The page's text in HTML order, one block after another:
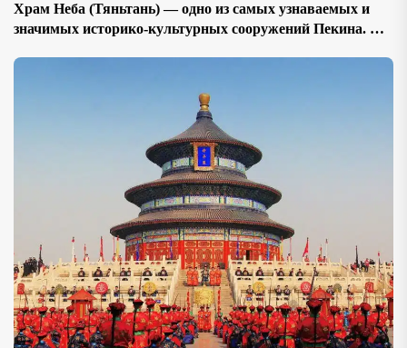
Храм Неба (Тяньтань) — одно из самых узнаваемых и
значимых историко-культурных сооружений Пекина. Его
парком, некогда служили местом проведения
торжественных ритуалов императоров из династий Мин
и Цин. Сегодня это один из главных символов китайской
столицы и объект Всемирного наследия ЮНЕСКО. В
этой статье мы рассмотрим историю создания
комплекса, архитектурные особенности, интересные […]